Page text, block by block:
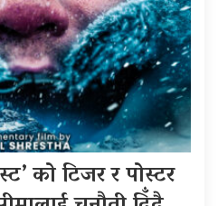
को टिजर र पोस्टर